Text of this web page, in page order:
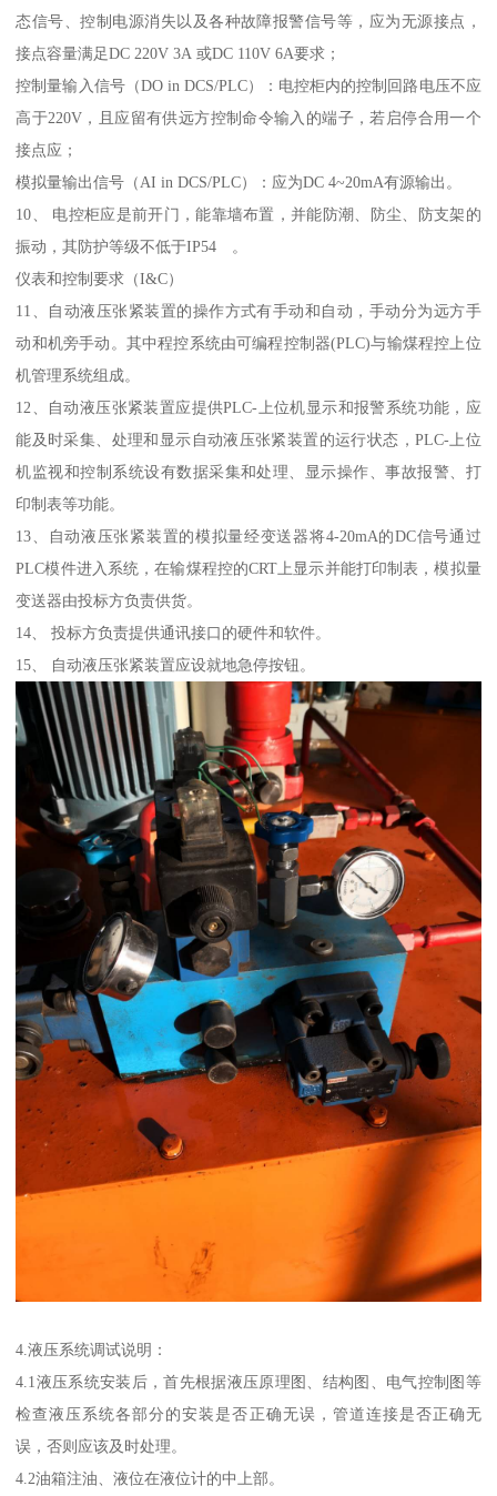
态信号、控制电源消失以及各种故障报警信号等，应为无源接点，
接点容量满足DC 220V 3A 或DC 110V 6A要求；
控制量输入信号（DO in DCS/PLC）：电控柜内的控制回路电压不应
高于220V，且应留有供远方控制命令输入的端子，若启停合用一个
接点应；
模拟量输出信号（AI in DCS/PLC）：应为DC 4~20mA有源输出。
10、 电控柜应是前开门，能靠墙布置，并能防潮、防尘、防支架的
振动，其防护等级不低于IP54 。
仪表和控制要求（I&C）
11、自动液压张紧装置的操作方式有手动和自动，手动分为远方手
动和机旁手动。其中程控系统由可编程控制器(PLC)与输煤程控上位
机管理系统组成。
12、自动液压张紧装置应提供PLC-上位机显示和报警系统功能，应
能及时采集、处理和显示自动液压张紧装置的运行状态，PLC-上位
机监视和控制系统设有数据采集和处理、显示操作、事故报警、打
印制表等功能。
13、自动液压张紧装置的模拟量经变送器将4-20mA的DC信号通过
PLC模件进入系统，在输煤程控的CRT上显示并能打印制表，模拟量
变送器由投标方负责供货。
14、 投标方负责提供通讯接口的硬件和软件。
15、 自动液压张紧装置应设就地急停按钮。
4.液压系统调试说明：
4.1液压系统安装后，首先根据液压原理图、结构图、电气控制图等
检查液压系统各部分的安装是否正确无误，管道连接是否正确无
误，否则应该及时处理。
4.2油箱注油、液位在液位计的中上部。